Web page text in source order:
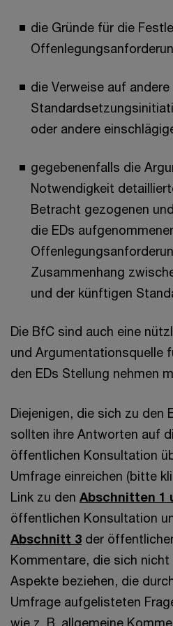
die Gründe für die
die Verweise auf andere
oder andere
gegebenenfalls die
Notwendigkeit
Betracht gezogenen
die EDs
Zusammenhang
und der künftigen
Die BfC sind auch eine
und Argumentationsquelle
den EDs Stellung nehmen
Diejenigen, die sich zu den
sollten ihre Antworten auf
öffentlichen Konsultation
Umfrage einreichen (bitte
Link zu den Abschnitten 1
öffentlichen Konsultation
Abschnitt 3 der
Kommentare, die sich
Aspekte beziehen, die
Umfrage aufgelisteten
wie z. B. allgemeine